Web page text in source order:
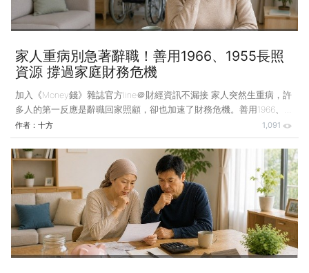
家人重病別急著辭職！善用1966、1955長照
資源 撐過家庭財務危機
加入《Money錢》雜誌官方line＠財經資訊不漏接 家人突然生重病，許
多人的第一反應是辭職回家照顧，卻也加速了財務危機。善用1966、
1955尋求日照中心托育和長照資源，才能重返職場、穩住現金流，撐過
人生最艱難的時刻。 前幾天，我接到阿芬打來的電話，邊說邊哭。阿
芬今年剛滿50歲，先生58歲，原本兩人都有工作，正處於準備迎接退
休的階段。沒想到，先生突然被診斷出患有帕金森氏症。 她告訴我，
為了照顧先生，她已經辭掉了工作，現在家裡兩個人都沒有薪水入帳，
也還沒到能夠請領勞保、勞退的年紀，但是每個月4、5萬元的房貸和
生活費卻一毛錢也不會少扣。她看著存摺裡的數字
作者： 十方 1,091